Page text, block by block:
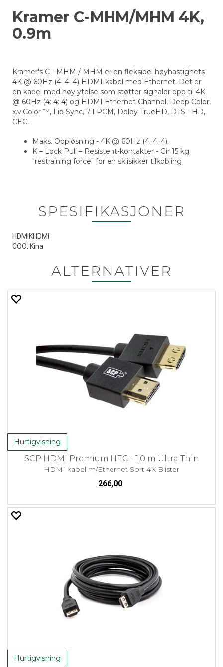
Kramer C-MHM/MHM 4K,
0.9m
Kramer's C - MHM / MHM er en fleksibel høyhastighets
4K @ 60Hz (4: 4: 4) HDMI-kabel med Ethernet. Det er
en kabel med høy ytelse som støtter signaler opp til 4K
@ 60Hz (4: 4: 4) og HDMI Ethernet Channel, Deep Color,
x.v.Color ™, Lip Sync, 7.1 PCM, Dolby TrueHD, DTS - HD,
CEC.
Maks. Oppløsning - 4K @ 60Hz (4: 4: 4).
K – Lock Pull – Resistent-kontakter - Gir 15 kg
"restraining force" for en sklisikker tilkobling
SPESIFIKASJONER
HDMIKHDMI
COO: Kina
ALTERNATIVER
Hurtigvisning
SCP HDMI Premium HEC - 1,0 m Ultra Thin
HDMI kabel m/Ethernet Sort 4K Blister
266,00
Hurtigvisning